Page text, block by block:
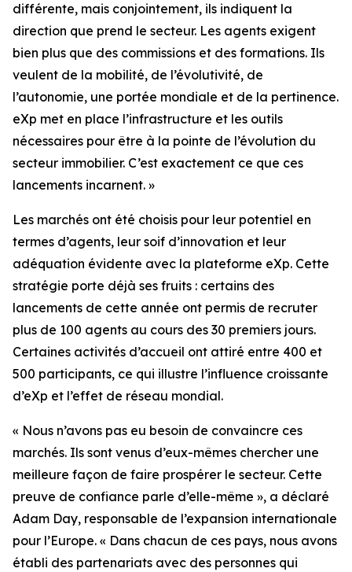
différente, mais conjointement, ils indiquent la
direction que prend le secteur. Les agents exigent
bien plus que des commissions et des formations. Ils
veulent de la mobilité, de l’évolutivité, de
l’autonomie, une portée mondiale et de la pertinence.
eXp met en place l’infrastructure et les outils
nécessaires pour être à la pointe de l’évolution du
secteur immobilier. C’est exactement ce que ces
lancements incarnent. »
Les marchés ont été choisis pour leur potentiel en
termes d’agents, leur soif d’innovation et leur
adéquation évidente avec la plateforme eXp. Cette
stratégie porte déjà ses fruits : certains des
lancements de cette année ont permis de recruter
plus de 100 agents au cours des 30 premiers jours.
Certaines activités d’accueil ont attiré entre 400 et
500 participants, ce qui illustre l’influence croissante
d’eXp et l’effet de réseau mondial.
« Nous n’avons pas eu besoin de convaincre ces
marchés. Ils sont venus d’eux-mêmes chercher une
meilleure façon de faire prospérer le secteur. Cette
preuve de confiance parle d’elle-même », a déclaré
Adam Day, responsable de l’expansion internationale
pour l’Europe. « Dans chacun de ces pays, nous avons
établi des partenariats avec des personnes qui